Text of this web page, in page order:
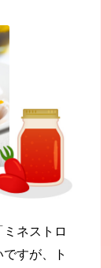
ミネストロ
ですが、ト